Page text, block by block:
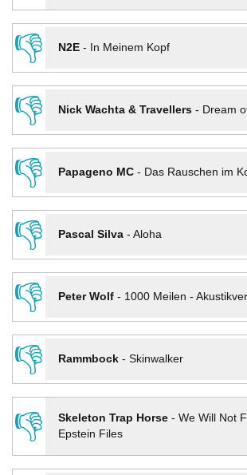
👎
N2E- In Meinem Kopf
👎
Nick Wachta & Travellers- Dream
👎
Papageno MC- Das Rauschen im
👎
Pascal Silva- Aloha
👎
Peter Wolf- 1000 Meilen -
👎
Rammbock- Skinwalker
👎
Skeleton Trap Horse- We Will Not
Epstein Files